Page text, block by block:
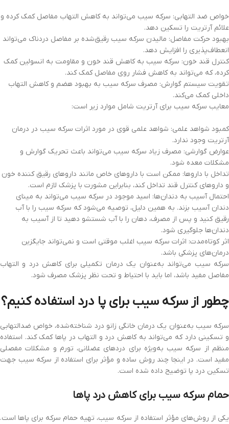
خواص ضد التهابی: سرکه سیب می‌تواند به کاهش التهاب مفاصل کمک کرده و
علائم آرتریت را تسکین دهد.
بهبود حرکت مفاصل: مالیدن سرکه سیب رقیق‌شده بر مفاصل دردناک می‌تواند
انعطاف‌پذیری را افزایش دهد.
کنترل قند خون: سرکه سیب به کاهش قند خون و مقاومت به انسولین کمک
کرده، که می‌تواند به کاهش فشار روی مفاصل کمک کند.
تقویت سیستم گوارش: مصرف سرکه سیب به بهبود هضم و کاهش التهاب
داخلی کمک می‌کند.
معایب سرکه سیب برای آرتریت شامل موارد زیر است:
کمبود شواهد علمی: شواهد علمی قوی در مورد اثرات سرکه سیب در درمان
آرتریت وجود ندارد.
عوارض گوارشی: مصرف زیاد سرکه سیب می‌تواند باعث تحریک گوارش و
مشکلات معده شود.
تداخل با داروها: ممکن است با داروهای خاص مانند داروهای رقیق کننده خون
و داروهای کنترل قند تداخل کند، بنابراین مشورت با پزشک لازم است.
احتمال آسیب به دندان‌ها: اسید موجود در سرکه سیب می‌تواند به مینای
دندان آسیب بزند. به همین دلیل، توصیه می‌شود که سرکه سیب را با آب
رقیق کنید و پس از مصرف، دهان را با آب شستشو دهید تا از آسیب به
دندان‌ها جلوگیری شود.
اثر کوتاه‌مدت: اثرات سرکه سیب اغلب موقتی است و نمی‌تواند جایگزین
درمان‌های پزشکی باشد.
سرکه سیب می‌تواند به‌عنوان یک درمان تکمیلی برای کاهش درد و التهاب
مفاصل مفید باشد، اما باید با احتیاط و تحت نظر پزشک مصرف شود.
چطور از سرکه سیب برای پا درد استفاده کنیم؟
سرکه سیب به‌عنوان یک درمان خانگی زانو درد شناخته‌شده، خواص ضدالتهابی
و تسکینی دارد که می‌تواند به کاهش درد و التهاب در پاها کمک کند. استفاده
منظم از سرکه سیب به‌ویژه برای دردهای عضلانی، تورم و مشکلات مفصلی
مفید است. در اینجا چند روش ساده و مؤثر برای استفاده از سرکه سیب جهت
تسکین درد پا توضیح داده شده است.
حمام سرکه سیب برای کاهش درد پاها
یکی از روش‌های مؤثر استفاده از سرکه سیب، تهیه حمام سرکه برای پاها است.